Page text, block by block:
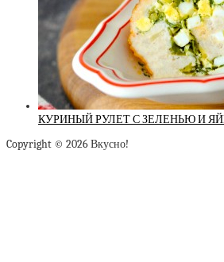
КУРИНЫЙ РУЛЕТ С ЗЕЛЕНЬЮ И
Copyright © 2026 Вкусно!